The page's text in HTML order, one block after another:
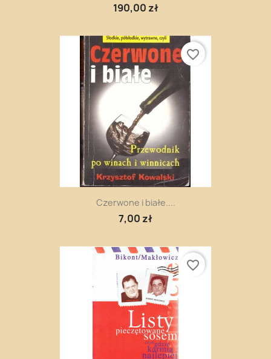
190,00 zł
Czerwone i białe....
7,00 zł
favorite_border
favorite_border